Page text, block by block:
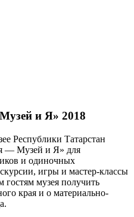
и Я» 2018
Республики Татарстан
— Музей и Я» для
и одиночных
игры и мастер-классы
музея получить
края и о материально-